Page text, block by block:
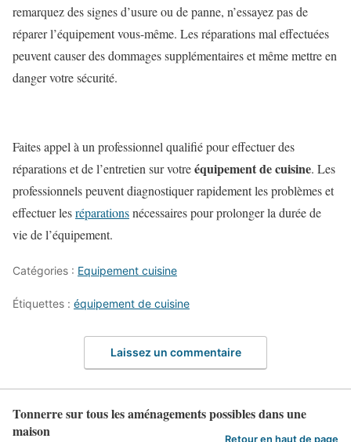
remarquez des signes d’usure ou de panne, n’essayez pas de
réparer l’équipement vous-même. Les réparations mal effectuées
peuvent causer des dommages supplémentaires et même mettre en
danger votre sécurité.
Faites appel à un professionnel qualifié pour effectuer des
réparations et de l’entretien sur votreéquipement de cuisine. Les
professionnels peuvent diagnostiquer rapidement les problèmes et
effectuer lesréparationsnécessaires pour prolonger la durée de
vie de l’équipement.
Catégories : Equipement cuisine
Étiquettes : équipement de cuisine
Laissez un commentaire
Tonnerre sur tous les aménagements possibles dans une
maison
Retour en haut de page